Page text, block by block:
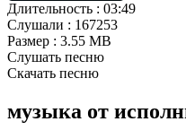
Длительность : 03:49
Слушали : 167253
Размер : 3.55 MB
Слушать песню
Скачать песню
музыка от